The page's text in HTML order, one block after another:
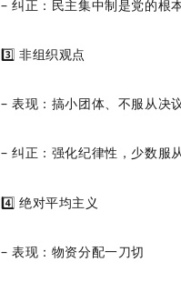
– 纠正：民主集中制是党的根
3️⃣ 非组织观点
– 表现：搞小团体、不服从决
– 纠正：强化纪律性，少数服
4️⃣ 绝对平均主义
– 表现：物资分配一刀切